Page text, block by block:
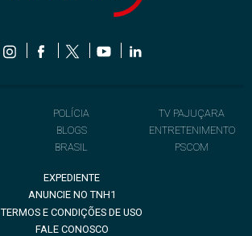
POLÍCIA
BLOGS
BRASIL
TV PAJUÇARA
ENTRETENIMENTO
PSCOM
EXPEDIENTE
ANUNCIE NO TNH1
TERMOS E CONDIÇÕES DE USO
FALE CONOSCO